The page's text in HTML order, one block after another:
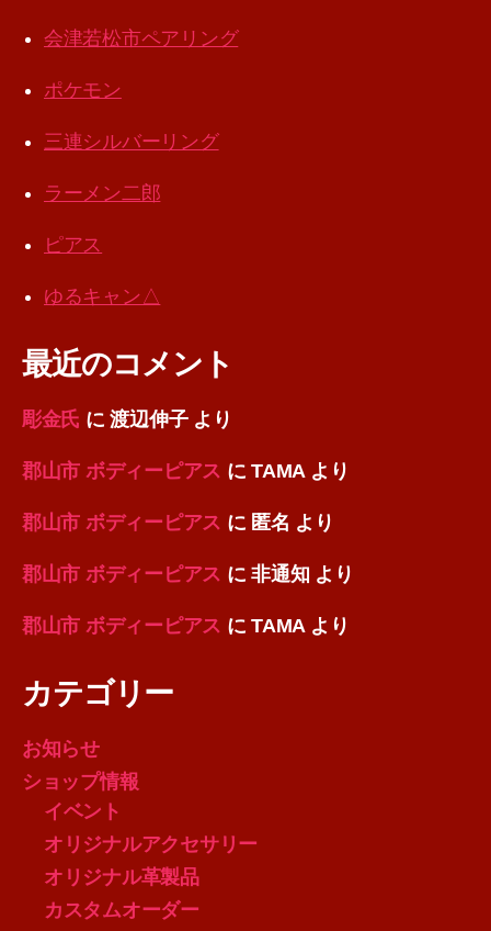
会津若松市ペアリング
ポケモン
三連シルバーリング
ラーメン二郎
ピアス
ゆるキャン△
最近のコメント
彫金氏 に渡辺伸子より
郡山市 ボディーピアス にTAMAより
郡山市 ボディーピアス に 匿名 より
郡山市 ボディーピアス に非通知 より
郡山市 ボディーピアス にTAMAより
カテゴリー
お知らせ
ショップ情報
イベント
オリジナルアクセサリー
オリジナル革製品
カスタムオーダー